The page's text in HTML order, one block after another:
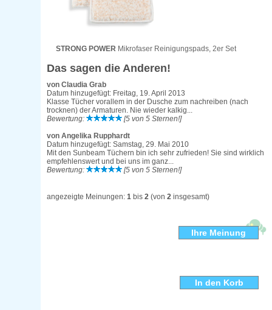
STRONG POWER Mikrofaser Reinigungspads, 2er Set
Das sagen die Anderen!
von Claudia Grab
Datum hinzugefügt: Freitag, 19. April 2013
Klasse Tücher vorallem in der Dusche zum nachreiben (nach
trocknen) der Armaturen. Nie wieder kalkig...
Bewertung:
[5 von 5 Sternen!]
von Angelika Rupphardt
Datum hinzugefügt: Samstag, 29. Mai 2010
Mit den Sunbeam Tüchern bin ich sehr zufrieden! Sie sind wirklich
empfehlenswert und bei uns im ganz...
Bewertung:
[5 von 5 Sternen!]
angezeigte Meinungen:1 bis2 (von2 insgesamt)
Ihre Meinung